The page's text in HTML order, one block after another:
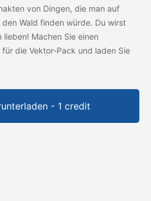
von Dingen, die man auf
Wald finden würde. Du wirst
Machen Sie einen
die Vektor-Pack und laden Sie
- 1 credit